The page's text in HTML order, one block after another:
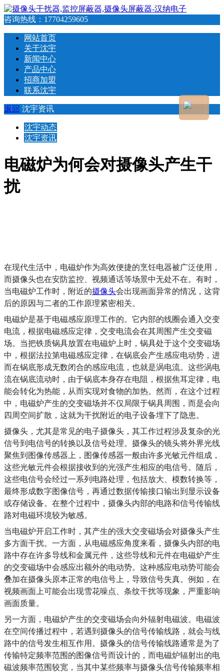
咨询热线： 17704259605
网站首页
关于沈宇
新闻中心
产品中心
招商加盟
联系沈宇
返回 沈宇资讯
沈宇动态
沈宇资讯
电磁炉为何会对摄像头产生干
扰
在现代生活中，电磁炉作为高效便捷的烹饪电器被广泛使用，
而摄像头也在安防监控、视频通话等场景中无处不在。有时，
当电磁炉工作时，附近的摄像头会出现画面异常的情况，这背
后的原因与二者的工作原理紧密相关。
电磁炉是基于电磁感应原理工作的。它内部的线圈会通入交变
电流，根据电磁感应定律，交变电流会在其周围产生交变磁
场。当把铁质锅具放置在电磁炉上时，锅具处于这个交变磁场
中，根据法拉第电磁感应定律，在锅底会产生感应电动势，进
而在锅底形成无数闭合的感应电流，也就是涡电流。这些涡电
流在锅底流动时，由于锅底本身存在电阻，根据焦耳定律，电
能会转化为热能，从而实现对食物的加热。然而，在这个过程
中，电磁炉产生的交变磁场并不仅局限于锅具周围，而是会向
四周空间扩散，这就为干扰附近的电子设备埋下了隐患。
摄像头，尤其是常见的电子摄像头，其工作过程涉及复杂的光
信号到电信号的转换以及信号处理。摄像头的镜头将外界光线
聚焦到图像传感器上，图像传感器一般由许多光敏元件组成，
这些光敏元件会根据接收到的光强产生相应的电信号。随后，
这些电信号会经过一系列电路处理，包括放大、模数转换等，
最终形成数字图像信号，再通过数据传输接口输出到显示设备
或存储设备。在整个过程中，摄像头内部的电路和信号传输线
路对电磁环境较为敏感。
当电磁炉开启工作时，其产生的强大交变磁场会对摄像头产生
多方面干扰。一方面，从电磁感应角度来看，摄像头内部的电
路中存在许多导线和金属元件，这些导线和元件在电磁炉产生
的交变磁场中会感应出额外的电动势。这种感应电动势可能会
叠加在摄像头原本正常的电信号上，导致信号失真。例如，在
视频画面上可能会出现雪花噪点、条纹干扰等现象，严重影响
画面质量。
另一方面，电磁炉产生的交变磁场会向外辐射电磁波。电磁波
在空间传播过程中，若遇到摄像头的信号传输线路，就会与线
路中的信号发生相互作用。摄像头的信号传输线路通常是为了
传输特定频率范围的图像信号而设计的，而电磁炉辐射出的电
磁波频率范围较宽，当其中某些频率与摄像头信号传输频率相